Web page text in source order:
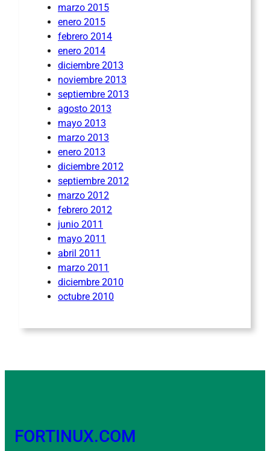
marzo 2015
enero 2015
febrero 2014
enero 2014
diciembre 2013
noviembre 2013
septiembre 2013
agosto 2013
mayo 2013
marzo 2013
enero 2013
diciembre 2012
septiembre 2012
marzo 2012
febrero 2012
junio 2011
mayo 2011
abril 2011
marzo 2011
diciembre 2010
octubre 2010
FORTINUX.COM